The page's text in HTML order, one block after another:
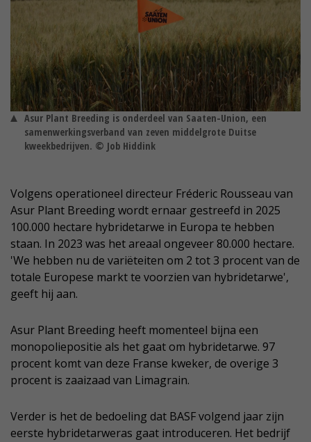
Asur Plant Breeding is onderdeel van Saaten-Union, een
samenwerkingsverband van zeven middelgrote Duitse
kweekbedrijven. © Job Hiddink
Volgens operationeel directeur Fréderic Rousseau van
Asur Plant Breeding wordt ernaar gestreefd in 2025
100.000 hectare hybridetarwe in Europa te hebben
staan. In 2023 was het areaal ongeveer 80.000 hectare.
'We hebben nu de variëteiten om 2 tot 3 procent van de
totale Europese markt te voorzien van hybridetarwe',
geeft hij aan.
Asur Plant Breeding heeft momenteel bijna een
monopoliepositie als het gaat om hybridetarwe. 97
procent komt van deze Franse kweker, de overige 3
procent is zaaizaad van Limagrain.
Verder is het de bedoeling dat BASF volgend jaar zijn
eerste hybridetarweras gaat introduceren. Het bedrijf